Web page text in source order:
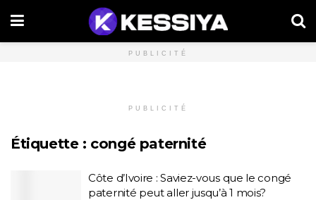
PUBLICITÉ
PUBLICITÉ
Étiquette : congé paternité
Côte d’Ivoire : Saviez-vous que le congé
paternité peut aller jusqu’à 1 mois?